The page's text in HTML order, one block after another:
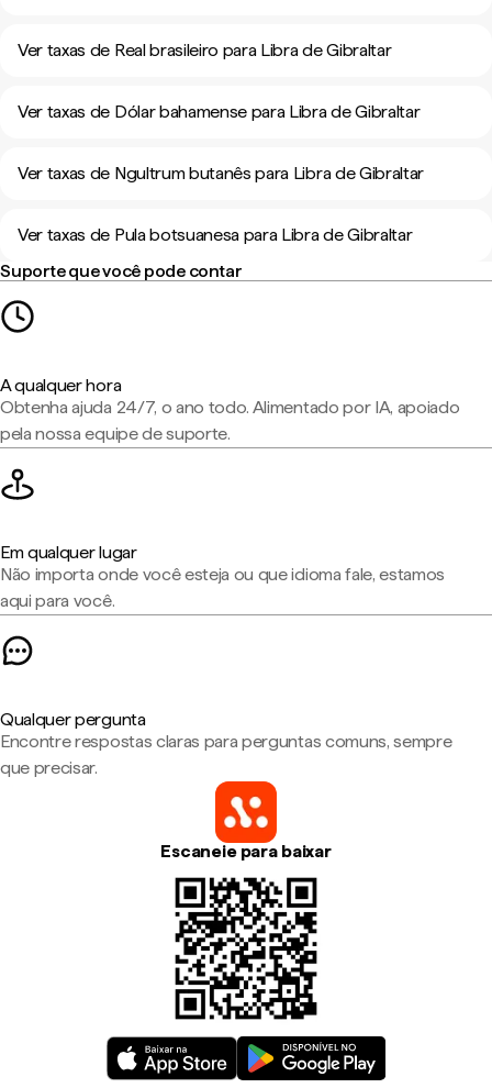
Ver taxas de Real brasileiro para Libra de Gibraltar
Ver taxas de Dólar bahamense para Libra de Gibraltar
Ver taxas de Ngultrum butanês para Libra de Gibraltar
Ver taxas de Pula botsuanesa para Libra de Gibraltar
Suporte que você pode contar
A qualquer hora
Obtenha ajuda 24/7, o ano todo. Alimentado por IA, apoiado
pela nossa equipe de suporte.
Em qualquer lugar
Não importa onde você esteja ou que idioma fale, estamos
aqui para você.
Qualquer pergunta
Encontre respostas claras para perguntas comuns, sempre
que precisar.
Escaneie para baixar